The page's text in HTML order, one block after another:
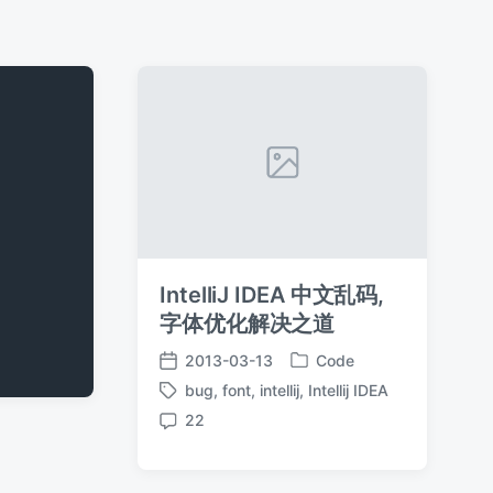
IntelliJ IDEA 中文乱码,
字体优化解决之道
发
布
日
2013-03-13
发
布
Code
标
签
bug,font, intellij, Intellij IDEA
评
22